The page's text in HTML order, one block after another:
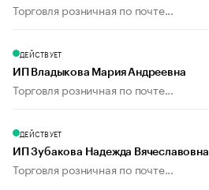
Торговля розничная по почте...
ДЕЙСТВУЕТ
ИП Владыкова Мария Андреевна
Торговля розничная по почте...
ДЕЙСТВУЕТ
ИП Зубакова Надежда Вячеславовна
Торговля розничная по почте...